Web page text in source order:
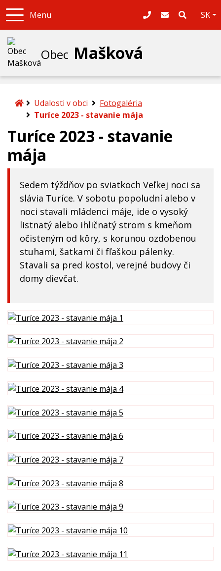
Menu 047/439 23 62 SK
Obec Mašková
Úvodná stránka
Udalosti v obci
Fotogaléria
Turíce 2023 - stavanie mája
Turíce 2023 - stavanie
mája
Sedem týždňov po sviatkoch Veľkej noci sa
slávia Turíce. V sobotu popoludní alebo v
noci stavali mládenci máje, ide o vysoký
listnatý alebo ihličnatý strom s kmeňom
očisteným od kôry, s korunou ozdobenou
stuhami, šatkami či fľaškou pálenky.
Stavali sa pred kostol, verejné budovy či
domy dievčat.